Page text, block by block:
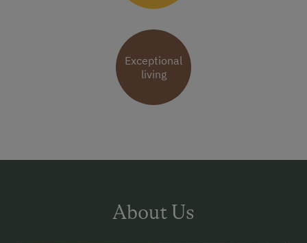
Exceptional
living
About Us